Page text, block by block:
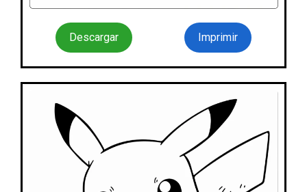
Descargar Imprimir